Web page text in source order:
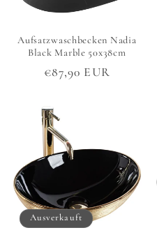
Aufsatzwaschbecken Nadia
Black Marble 50x38cm
Normaler
€87,90 EUR
Ausverkauft